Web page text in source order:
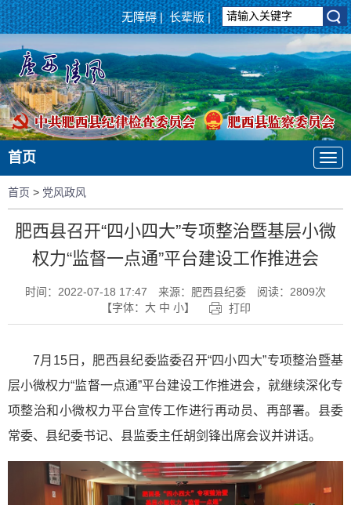
无障碍|长辈版|
首页
首页 > 党风政风
肥西县召开“四小四大”专项整治暨基层小微
权力“监督一点通”平台建设工作推进会
时间：2022-07-18 17:47 来源：肥西县纪委 阅读： 2809次
【字体： 大 中 小】 打印
7月15日，肥西县纪委监委召开“四小四大”专项整治暨基
层小微权力“监督一点通”平台建设工作推进会，就继续深化专
项整治和小微权力平台宣传工作进行再动员、再部署。县委
常委、县纪委书记、县监委主任胡剑锋出席会议并讲话。